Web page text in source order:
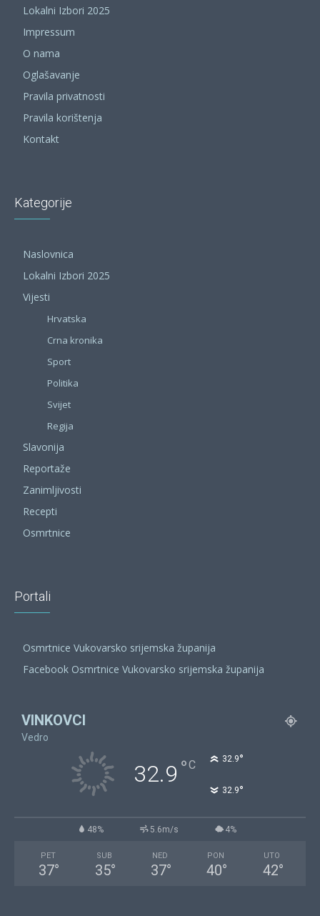
Lokalni Izbori 2025
Impressum
O nama
Oglašavanje
Pravila privatnosti
Pravila korištenja
Kontakt
Kategorije
Naslovnica
Lokalni Izbori 2025
Vijesti
Hrvatska
Crna kronika
Sport
Politika
Svijet
Regija
Slavonija
Reportaže
Zanimljivosti
Recepti
Osmrtnice
Portali
Osmrtnice Vukovarsko srijemska županija
Facebook Osmrtnice Vukovarsko srijemska županija
VINKOVCI
Vedro
32.9 °C 32.9°
32.9°
48% 5.6m/s 4%
PET
37°
SUB
35°
NED
37°
PON
40°
UTO
42°